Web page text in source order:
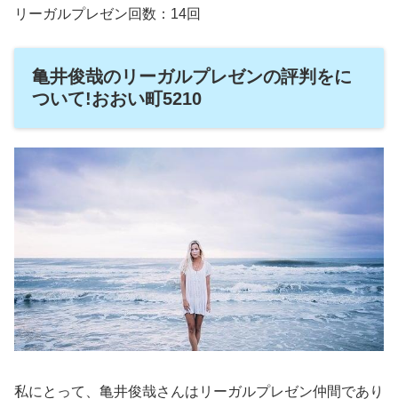
リーガルプレゼン回数：14回
亀井俊哉のリーガルプレゼンの評判をに
ついて!おおい町5210
私にとって、亀井俊哉さんはリーガルプレゼン仲間であり